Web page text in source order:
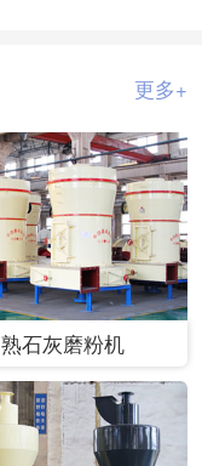
更多+
熟石灰磨粉机